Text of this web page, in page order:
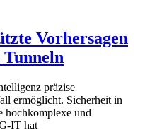
Vorhersagen
präzise
ermöglicht. Sicherheit in
hochkomplexe und
IT hat